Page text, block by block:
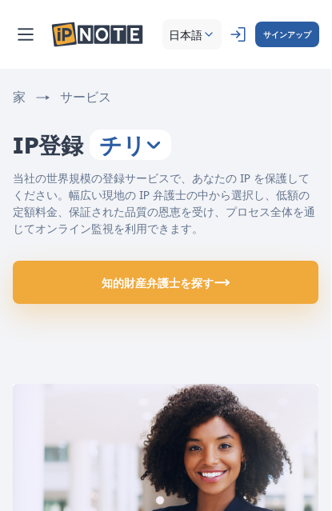
日本語 サインアップ
家 サービス
IP登録 チリ
当社の世界規模の登録サービスで、あなたの IP を保護して
ください。幅広い現地の IP 弁護士の中から選択し、低額の
定額料金、保証された品質の恩恵を受け、プロセス全体を通
じてオンライン監視を利用できます。
知的財産弁護士を探す